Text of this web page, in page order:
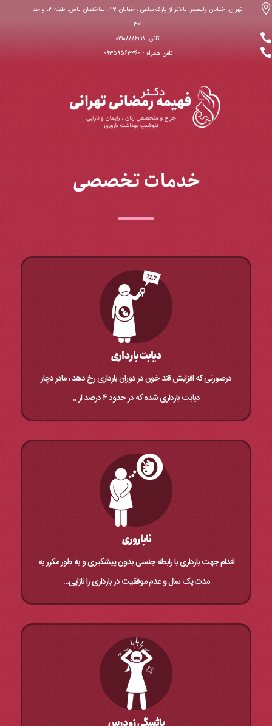

تهران، خیابان ولیعصر، بالاتر از پارک ساعی ، خیابان ۳۲ ، ساختمان یاس، طبقه ۳، واحد
۳۰۱
 تلفن: ۰۲۱۸۸۸۸۶۲۱۸
 نلفن همراه : ۰۹۳۵۹۵۶۳۳۶۰
خدمات تخصصی
دیابت بارداری
درصورتی که افزایش قند خون در دوران بارداری رخ دهد ، مادر دچار
دیابت بارداری شده که در حدود ۴ درصد از ..
ناباروری
اقدام جهت بارداری با رابطه جنسی بدون پیشگیری و به طور مکرر به
مدت یک سال و عدم موفقیت در بارداری را نازایی…